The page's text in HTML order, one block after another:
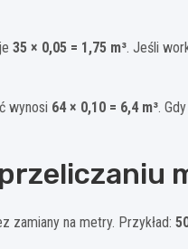
35 × 0,05 = 1,75 m³. Jeśli
wynosi 64 × 0,10 = 6,4 m³.
zamiany na metry. Przykład: